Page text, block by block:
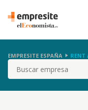
EMPRESITE ESPAÑA RENT
Buscar